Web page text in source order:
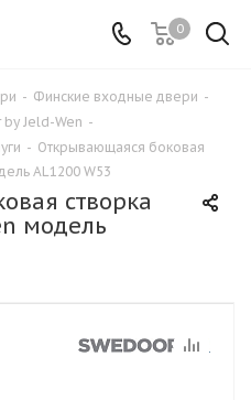
0
- Финские входные двери -
Jeld-Wen -
- Открывающаяся боковая
AL1200 W53
створка
модель